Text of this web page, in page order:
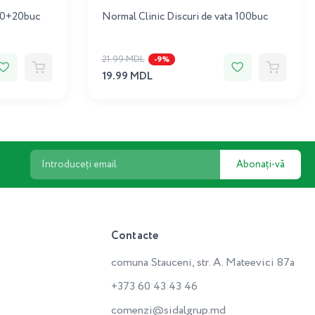
Normal Cliniс Discuri de vata 100buc
21.99 MDL -9%
19.99 MDL
Abonați-vă
Contacte
comuna Stauceni, str. A. Mateevici 87a
+373 60 43 43 46
comenzi@sidalgrup.md